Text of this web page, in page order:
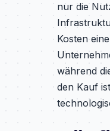
nur die
Kosten
während
den Kauf